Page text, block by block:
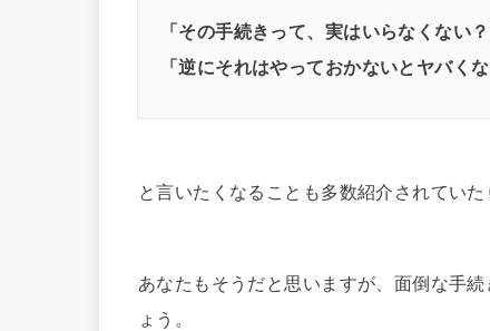
「その手続きって、実はいらなくない？
「逆にそれはやっておかないとヤバくな
と言いたくなることも多数紹介されていた
あなたもそうだと思いますが、面倒な手
ょう。